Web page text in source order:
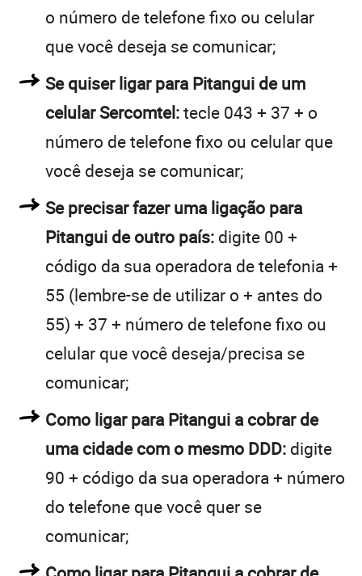
o número de telefone fixo ou celular
que você deseja se comunicar;
Se quiser ligar para Pitangui de um
celular Sercomtel:tecle 043 + 37 + o
número de telefone fixo ou celular que
você deseja se comunicar;
Se precisar fazer uma ligação para
Pitangui de outro país: digite 00 +
código da sua operadora de telefonia +
55 (lembre-se de utilizar o + antes do
55) + 37 + número de telefone fixo ou
celular que você deseja/precisa se
comunicar;
Como ligar para Pitangui a cobrar de
uma cidade com o mesmo DDD: digite
90 + código da sua operadora + número
do telefone que você quer se
comunicar;